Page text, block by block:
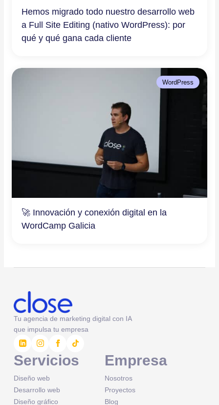
Hemos migrado todo nuestro desarrollo web
a Full Site Editing (nativo WordPress): por
qué y qué gana cada cliente
WordPress
🚀 Innovación y conexión digital en la
WordCamp Galicia
Tu agencia de marketing digital con IA
que impulsa tu empresa
Servicios
Diseño web
Desarrollo web
Diseño gráfico
Empresa
Nosotros
Proyectos
Blog